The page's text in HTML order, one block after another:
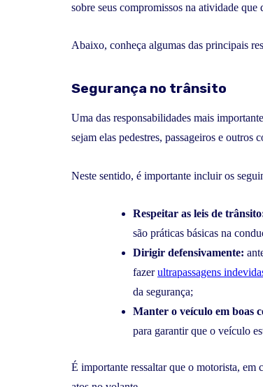
sobre seus compromissos na atividade que
Abaixo, conheça algumas das principais
Segurança no trânsito
Uma das responsabilidades mais
sejam elas pedestres, passageiros e outros
Neste sentido, é importante incluir os
Respeitar as leis de
são práticas básicas na
Dirigir defensivamente:
fazerultrapassagens
da segurança;
Manter o veículo em boas
para garantir que o veículo
É importante ressaltar que o motorista, em